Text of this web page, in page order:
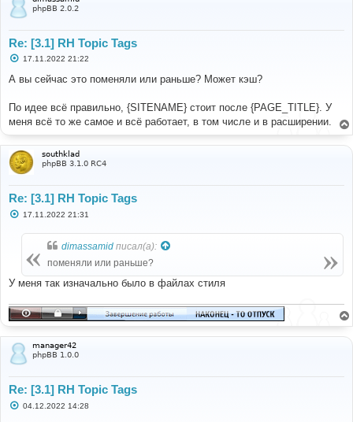
phpBB 2.0.2
Re: [3.1] RH Topic Tags
С
о
б
е
н
и
17.11.2022 21:22
А вы сейчас это поменяли или раньше? Может кэш?
По идее всё правильно, {SITENAME} стоит после {PAGE_TITLE}. У
меня всё то же самое и всё работает, в том числе и в расширении.
southklad
phpBB 3.1.0 RC4
Re: [3.1] RH Topic Tags
С
е
17.11.2022 21:31
dimassamid писал(а):
поменяли или раньше?
У меня так изначально было в файлах стиля
manager42
phpBB 1.0.0
Re: [3.1] RH Topic Tags
С04.12.2022 14:28